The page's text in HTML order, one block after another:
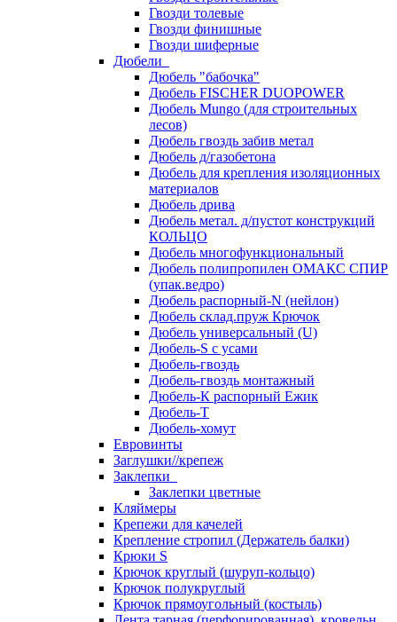
Гвозди толевые
Гвозди финишные
Гвозди шиферные
Дюбели
Дюбель "бабочка"
Дюбель FISCHER DUOPOWER
Дюбель Mungo (для строительных
лесов)
Дюбель гвоздь забив метал
Дюбель д/газобетона
Дюбель для крепления изоляционных
материалов
Дюбель дрива
Дюбель метал. д/пустот конструкций
КОЛЬЦО
Дюбель многофункциональный
Дюбель полипропилен ОМАКС СПИР
(упак.ведро)
Дюбель распорный-N (нейлон)
Дюбель склад.пруж Крючок
Дюбель универсальный (U)
Дюбель-S с усами
Дюбель-гвоздь
Дюбель-гвоздь монтажный
Дюбель-К распорный Ежик
Дюбель-Т
Дюбель-хомут
Евровинты
Заглушки//крепеж
Заклепки
Заклепки цветные
Кляймеры
Крепежи для качелей
Крепление стропил (Держатель балки)
Крюки S
Крючок круглый (шуруп-кольцо)
Крючок полукруглый
Крючок прямоугольный (костыль)